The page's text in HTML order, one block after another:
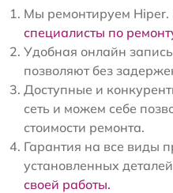
Мы ремонтируем
специалисты по
Удобная онлайн
позволяют без
Доступные и
сеть и можем себе
стоимости ремонта.
Гарантия на все виды
установленных
своей работы.